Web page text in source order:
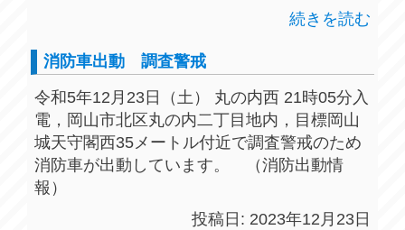
続きを読む
消防車出動 調査警戒
令和5年12月23日（土） 丸の内西 21時05分入
電，岡山市北区丸の内二丁目地内，目標岡山
城天守閣西35メートル付近で調査警戒のため
消防車が出動しています。 （消防出動情
報）
投稿日: 2023年12月23日